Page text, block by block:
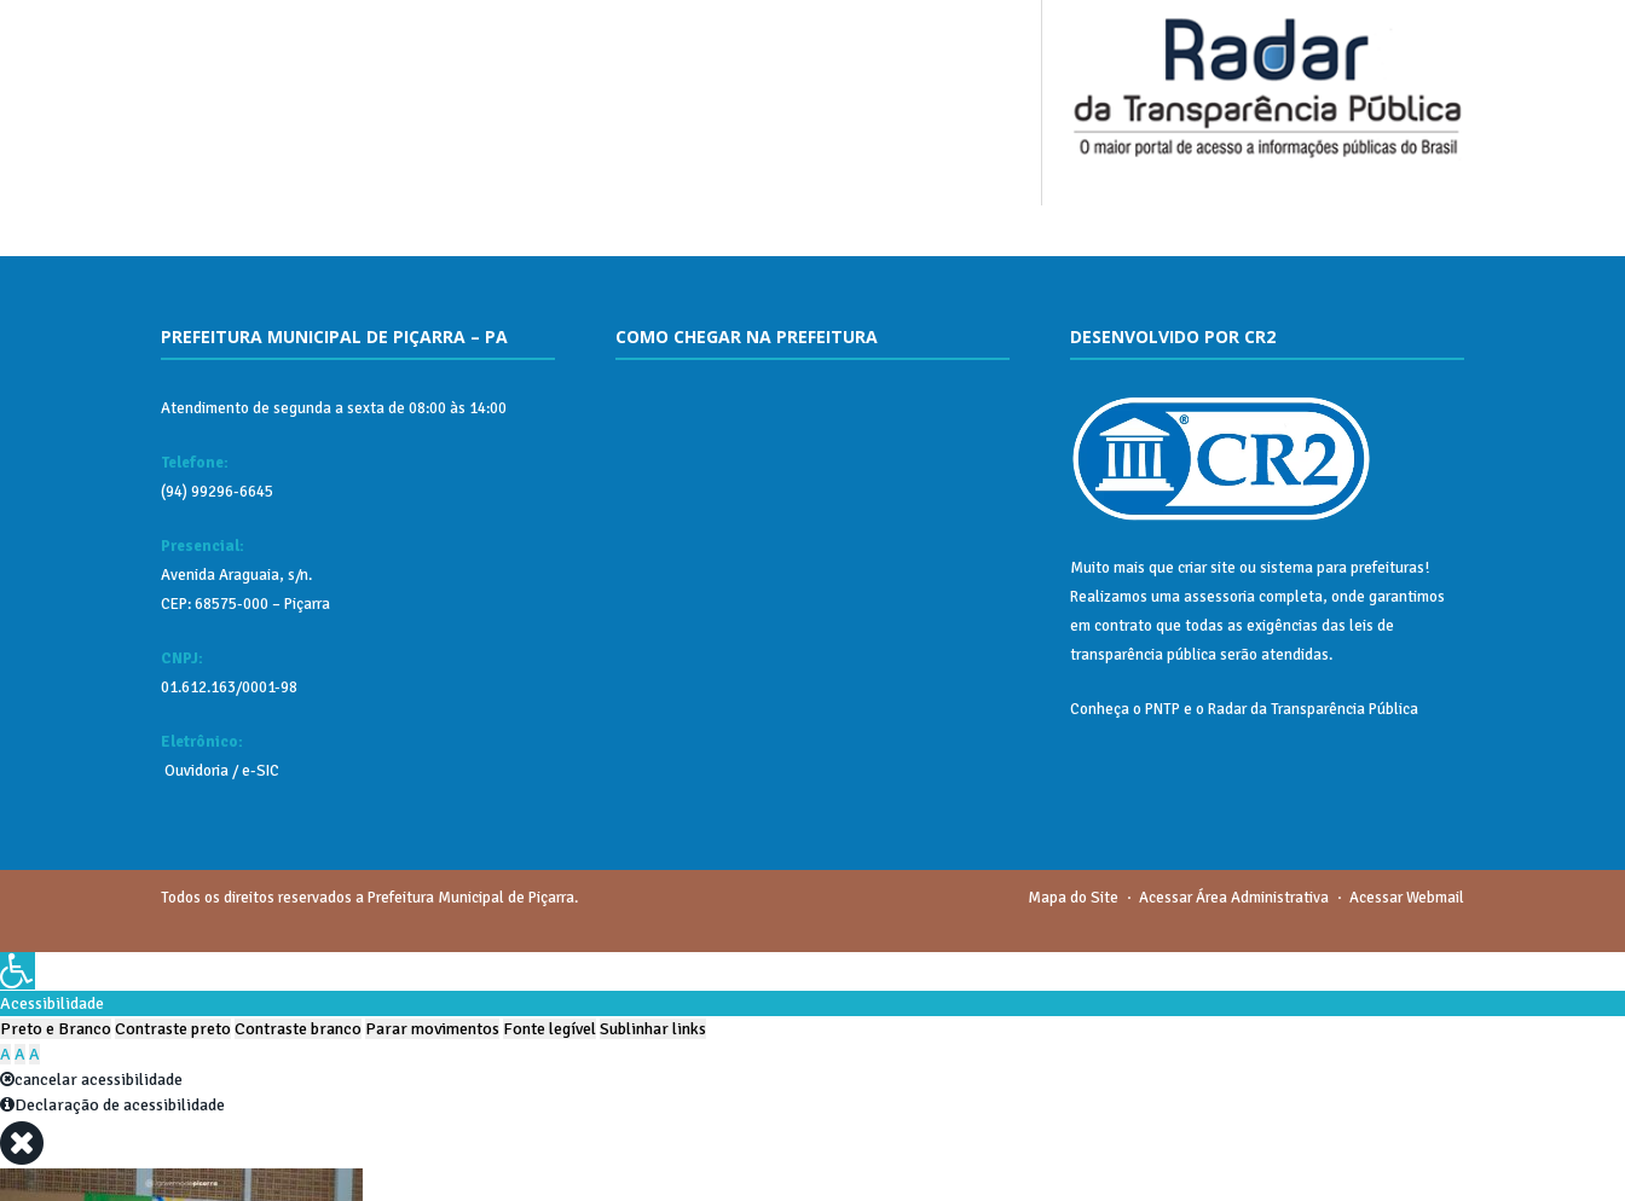
PREFEITURA MUNICIPAL DE PIÇARRA – PA
Atendimento de segunda a sexta de 08:00 às 14:00
Telefone:
(94) 99296-6645
Presencial:
Avenida Araguaia, s/n.
CEP: 68575-000 – Piçarra
CNPJ:
01.612.163/0001-98
Eletrônico:
Ouvidoria /e-SIC
COMO CHEGAR NA PREFEITURA DESENVOLVIDO POR CR2
Muito mais que criar site ousistema para prefeituras!
Realizamos umaassessoriacompleta, onde garantimos
em contrato que todas as exigências das leis de
transparência públicaserão atendidas.
Conheça o PNTP e o Radar da Transparência Pública
Todos os direitos reservados a Prefeitura Municipal de Piçarra. Mapa do Site Acessar Área Administrativa Acessar Webmail
Acessibilidade
Preto e BrancoContraste pretoContraste branco Parar movimentos Fonte legívelSublinhar links
AAA
cancelar acessibilidade
Declaração de acessibilidade